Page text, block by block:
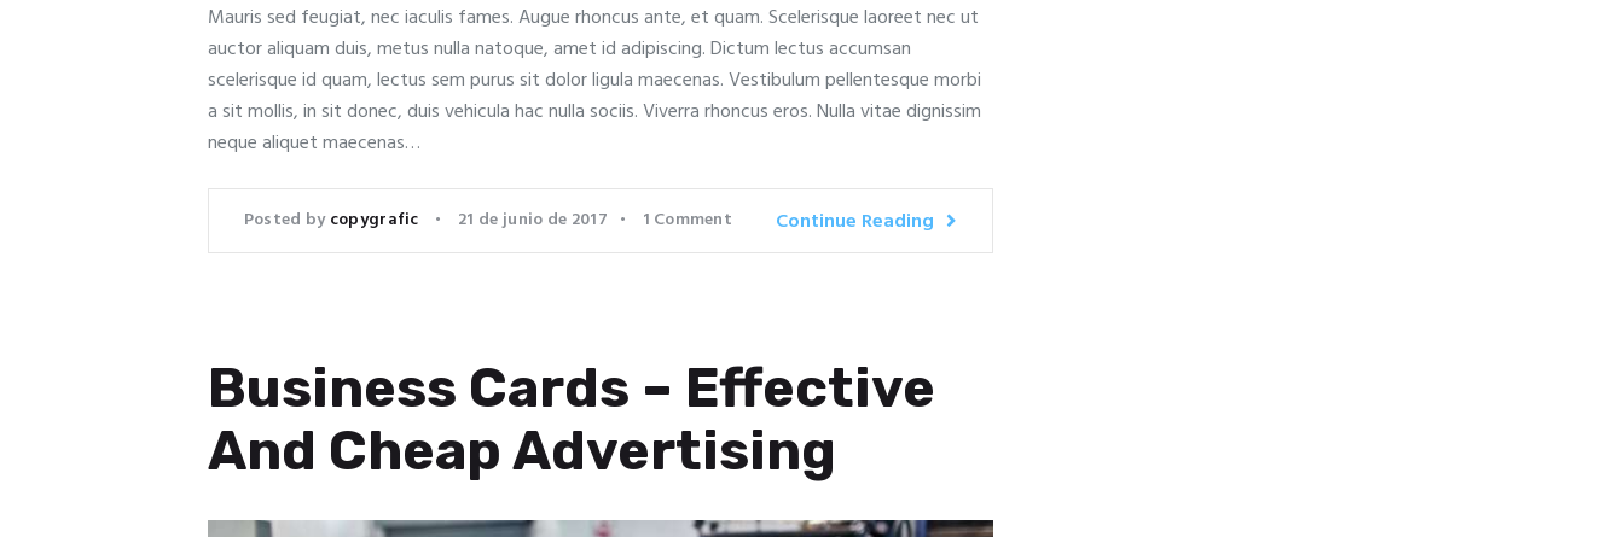
Mauris sed feugiat, nec iaculis fames. Augue rhoncus ante, et quam. Scelerisque laoreet nec ut
auctor aliquam duis, metus nulla natoque, amet id adipiscing. Dictum lectus accumsan
scelerisque id quam, lectus sem purus sit dolor ligula maecenas. Vestibulum pellentesque morbi
a sit mollis, in sit donec, duis vehicula hac nulla sociis. Viverra rhoncus eros. Nulla vitae dignissim
neque aliquet maecenas…
Posted bycopygrafic 21 de junio de 2017 1 Comment Continue Reading
Business Cards – Effective
And Cheap Advertising